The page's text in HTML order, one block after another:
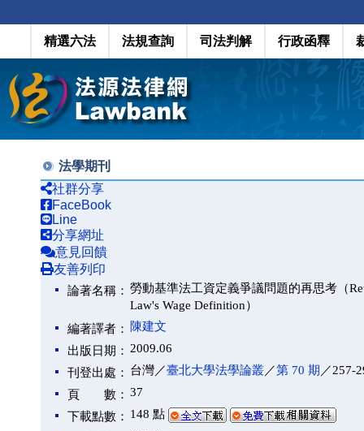
精選六法 法規查詢 司法判解 行政函釋
法學期刊
社群分享
FaceBook
Line
分享網址
意見回饋
友善列印
論著名稱： 勞動基準法工資定義爭議問題的再思考（
Law's Wage Definition）
編著譯者：
陳建文
出版日期： 2009.06
刊登出處： 台灣／臺北大學法學論叢／第 70 期 ／257-
頁 數： 37
下載點數： 148 點